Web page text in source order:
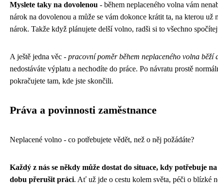
Myslete taky na dovolenou - během neplaceného volna vám
nárok na dovolenou a může se vám dokonce krátit ta, na kterou už
nárok. Takže když plánujete delší volno, radši si to všechno
A ještě jedna věc - pracovní poměr během neplaceného volna běží
nedostáváte výplatu a nechodíte do práce. Po návratu prostě
pokračujete tam, kde jste skončili.
Práva a povinnosti zaměstnance
Neplacené volno - co potřebujete vědět, než o něj požádáte?
Každý z nás se někdy může dostat do situace, kdy potřebuje
dobu přerušit práci. Ať už jde o cestu kolem světa, péči o blízké